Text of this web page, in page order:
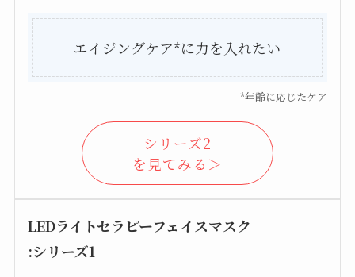
エイジングケア*に力を入れたい
*年齢に応じたケア
シリーズ2
を見てみる＞
LEDライトセラピーフェイスマスク
:シリーズ1